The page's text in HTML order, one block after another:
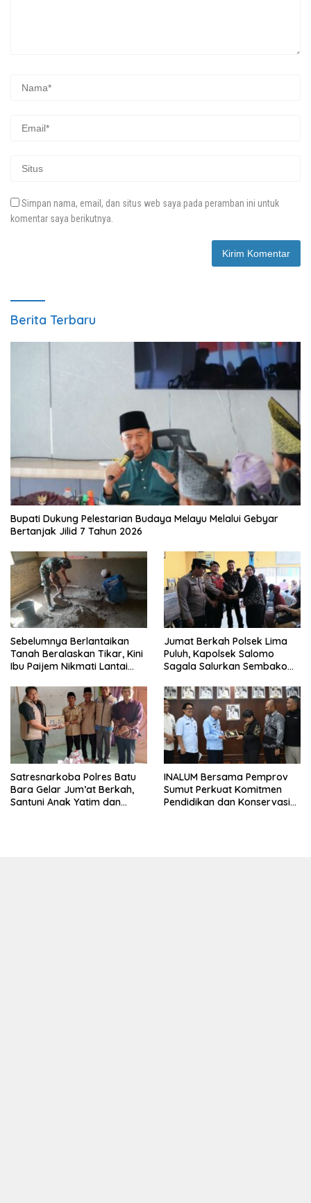
Simpan nama, email, dan situs web saya pada peramban ini untuk
komentar saya berikutnya.
Berita Terbaru
Bupati Dukung Pelestarian Budaya Melayu Melalui Gebyar
Bertanjak Jilid 7 Tahun 2026
Sebelumnya Berlantaikan
Tanah Beralaskan Tikar, Kini
Ibu Paijem Nikmati Lantai
Satgas TMMD Ke-129 Kodim
0208/Asahan
Jumat Berkah Polsek Lima
Puluh, Kapolsek Salomo
Sagala Salurkan Sembako
Gambus
Satresnarkoba Polres Batu
Bara Gelar Jum’at Berkah,
Santuni Anak Yatim dan
INALUM Bersama Pemprov
Sumut Perkuat Komitmen
Pendidikan dan Konservasi